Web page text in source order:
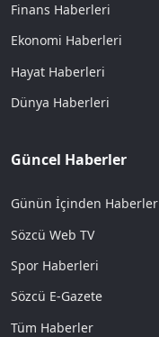
Finans Haberleri
Ekonomi Haberleri
Hayat Haberleri
Dünya Haberleri
Güncel Haberler
Günün İçinden Haberler
Sözcü Web TV
Spor Haberleri
Sözcü E-Gazete
Tüm Haberler